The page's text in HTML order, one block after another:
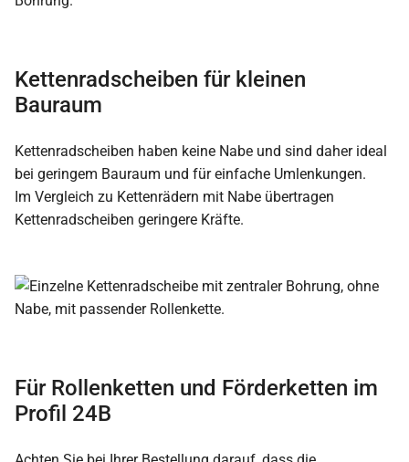
Kettenradscheiben für kleinen
Bauraum
Kettenradscheiben haben keine Nabe und sind daher ideal
bei geringem Bauraum und für einfache Umlenkungen.
Im Vergleich zu Kettenrädern mit Nabe übertragen
Kettenradscheiben geringere Kräfte.
Für Rollenketten und Förderketten im
Profil 24B